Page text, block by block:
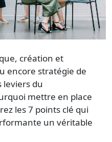
création et
encore stratégie de
leviers du
mettre en place
les 7 points clé qui
un véritable